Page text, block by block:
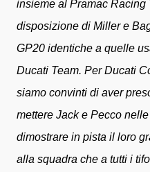
insieme al Pramac Racing
disposizione di Miller e
GP20 identiche a quelle
Ducati Team. Per Ducati
siamo convinti di aver
mettere Jack e Pecco
dimostrare in pista il loro
alla squadra che a tutti i